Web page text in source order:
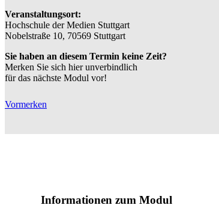
Veranstaltungsort:
Hochschule der Medien Stuttgart
Nobelstraße 10, 70569 Stuttgart
Sie haben an diesem Termin keine Zeit?
Merken Sie sich hier unverbindlich
für das nächste Modul vor!
Vormerken
Informationen zum Modul